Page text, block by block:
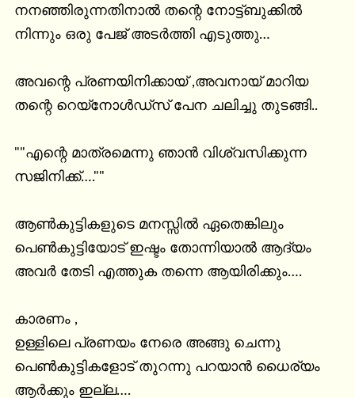
നനഞ്ഞിരുന്നതിനാൽ തന്റെ നോട്ട്ബുക്കിൽ
നിന്നും ഒരു പേജ് അടർത്തി എടുത്തു…
അവന്റെ പ്രണയിനിക്കായ് ,അവനായ് മാറിയ
തന്റെ റെയ്നോൾഡ്സ് പേന ചലിച്ചു തുടങ്ങി..
""എന്റെ മാത്രമെന്നു ഞാൻ വിശ്വസിക്കുന്ന
സജിനിക്ക്….""
ആൺകുട്ടികളുടെ മനസ്സിൽ ഏതെങ്കിലും
പെൺകുട്ടിയോട് ഇഷ്ടം തോന്നിയാൽ ആദ്യം
അവർ തേടി എത്തുക തന്നെ ആയിരിക്കും….
കാരണം ,
ഉള്ളിലെ പ്രണയം നേരെ അങ്ങു ചെന്നു
പെൺകുട്ടികളോട് തുറന്നു പറയാൻ ധൈര്യം
ആർക്കും ഇല്ല….